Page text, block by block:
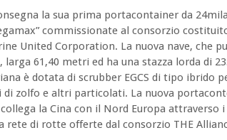
la sua prima portacontainer da
commissionate al consorzio
United Corporation. La nuova nave, che
61,40 metri ed ha una stazza lorda di
è dotata di scrubber EGCS di tipo ibrido
zolfo e altri particolati. La nuova
la Cina con il Nord Europa attraverso
rete di rotte offerte dal consorzio THE